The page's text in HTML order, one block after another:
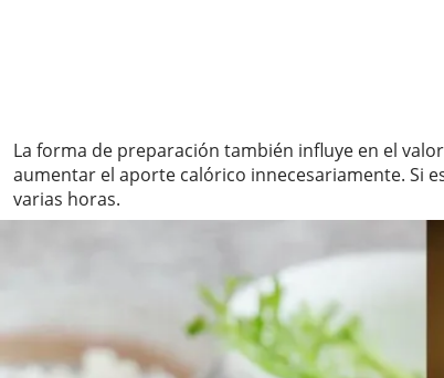
La forma de preparación también influye en el
aumentar el aporte calórico innecesariamente. Si
varias horas.